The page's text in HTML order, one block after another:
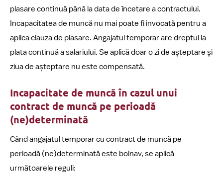
plasare continuă până la data de încetare a contractului.
Incapacitatea de muncă nu mai poate fi invocată pentru a
aplica clauza de plasare. Angajatul temporar are dreptul la
plata continuă a salariului. Se aplică doar o zi de așteptare și
ziua de așteptare nu este compensată.
Incapacitate de muncă în cazul unui
contract de muncă pe perioadă
(ne)determinată
Când angajatul temporar cu contract de muncă pe
perioadă (ne)determinată este bolnav, se aplică
următoarele reguli: